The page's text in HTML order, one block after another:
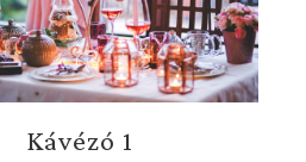
Kávézó 1